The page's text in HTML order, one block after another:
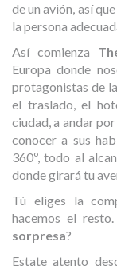
de un avión, así
la persona
Así comienza
Europa donde
protagonistas de
el traslado, el
ciudad, a andar
conocer a sus
360º, todo al
donde girará tu
Tú eliges la
hacemos el
sorpresa?
Estate atento